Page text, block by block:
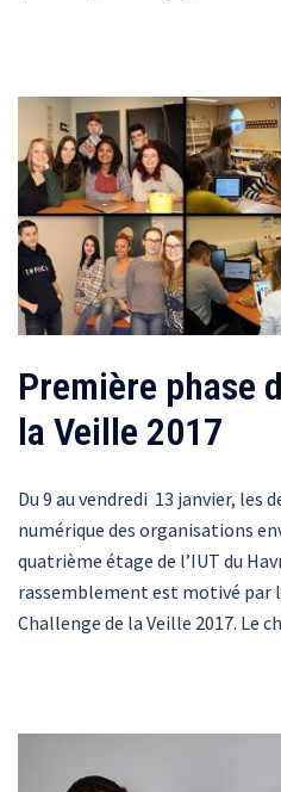
Première phase
la Veille 2017
Du 9 au vendredi 13 janvier, les
numérique des organisations
quatrième étage de l’IUT du
rassemblement est motivé par
Challenge de la Veille 2017. Le